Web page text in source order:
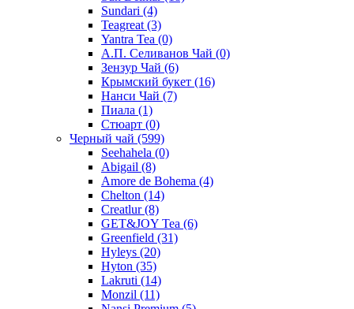
Sundari (4)
Teagreat (3)
Yantra Tea (0)
А.П. Селиванов Чай (0)
Зензур Чай (6)
Крымский букет (16)
Нанси Чай (7)
Пиала (1)
Стюарт (0)
Черный чай (599)
Seehahela (0)
Abigail (8)
Amore de Bohema (4)
Chelton (14)
Creatlur(8)
GET&JOY Tea (6)
Greenfield (31)
Hyleys (20)
Hyton (35)
Lakruti (14)
Monzil (11)